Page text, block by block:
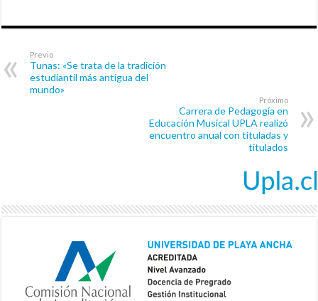
Previo
Tunas: «Se trata de la tradición
estudiantil más antigua del
mundo»
Próximo
Carrera de Pedagogía en
Educación Musical UPLA realizó
encuentro anual con tituladas y
titulados